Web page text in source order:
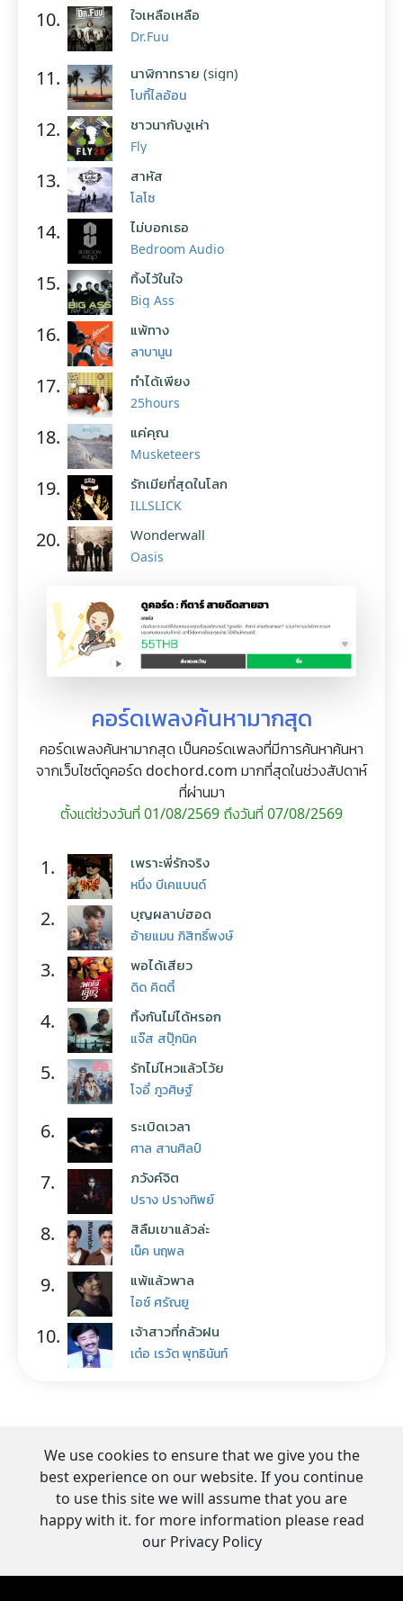
10. ใจเหลือเหลือ
Dr.Fuu
11. นาฬิกาทราย (sign)
โบกี้ไลอ้อน
12. ชาวนากับงูเห่า
Fly
13. สาหัส
โลโซ
14. ไม่บอกเธอ
Bedroom Audio
15. ทิ้งไว้ในใจ
Big Ass
16. แพ้ทาง
ลาบานูน
17. ทำได้เพียง
25hours
18. แค่คุณ
Musketeers
19. รักเมียที่สุดในโลก
ILLSLICK
20. Wonderwall
Oasis
คอร์ดเพลงค้นหามากสุด
คอร์ดเพลงค้นหามากสุด เป็นคอร์ดเพลงที่มีการค้นหาค้นหา
จากเว็บไซต์ดูคอร์ด dochord.com มากที่สุดในช่วงสัปดาห์
ที่ผ่านมา
ตั้งแต่ช่วงวันที่ 01/08/2569 ถึงวันที่ 07/08/2569
1. เพราะพี่รักจริง
หนึ่ง บีเคแบนด์
2. บุญผลาบ่ฮอด
อ้ายแมน ภิสิทธิ์พงษ์
3. พอได้เสียว
ดิด คิตตี้
4. ทิ้งกันไม่ได้หรอก
แจ๊ส สปุ๊กนิค
5. รักไม่ไหวแล้วโว้ย
โจอี้ ภูวศิษฐ์
6. ระเบิดเวลา
ศาล สานศิลป์
7. ภวังค์จิต
ปราง ปรางทิพย์
8. สิลืมเขาแล้วล่ะ
เน็ค นฤพล
9. แพ้แล้วพาล
ไอซ์ ศรัณยู
10. เจ้าสาวที่กลัวฝน
เต๋อ เรวัต พุทธินันท์
We use cookies to ensure that we give you the
best experience on our website. If you continue
to use this site we will assume that you are
happy with it. for more information please read
our Privacy Policy